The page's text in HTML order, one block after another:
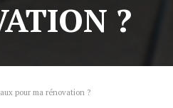
?
pour ma rénovation ?